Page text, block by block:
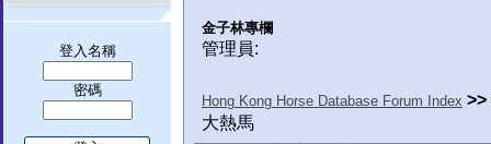
登入名稱
密碼
金子林專欄
管理員:
Hong Kong Horse Database Forum Index >>
大熱馬